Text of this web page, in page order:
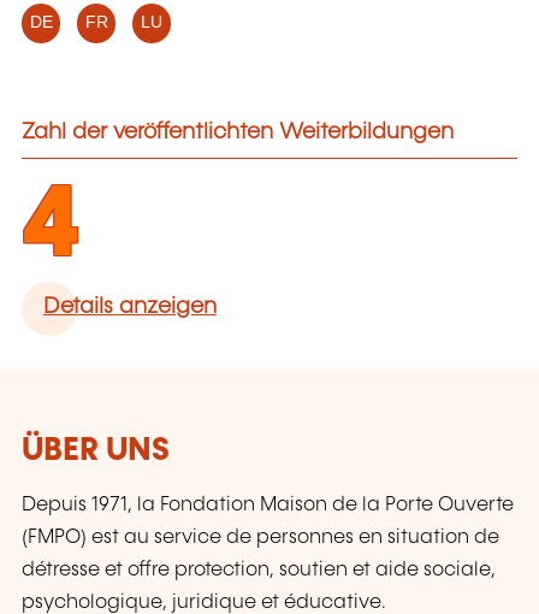
DE FR LU
Zahl der veröffentlichten Weiterbildungen
4
Details anzeigen
ÜBER UNS
Depuis 1971, la Fondation Maison de la Porte Ouverte
(FMPO) est au service de personnes en situation de
détresse et offre protection, soutien et aide sociale,
psychologique, juridique et éducative.